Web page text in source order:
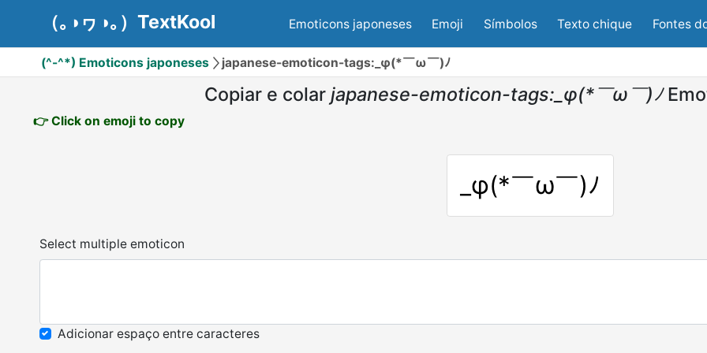
（｡◑ヮ◑｡）TextKool Emoticons japoneses Emoji Símbolos Texto chique Fontes
(^-^*) Emoticons japoneses japanese-emoticon-tags:_φ(*￣ω￣)ﾉ
Copiar e colar japanese-emoticon-tags:_φ(*￣ω￣)ﾉ
👉 Click on emoji to copy
_φ(*￣ω￣)ﾉ
Select multiple emoticon
Adicionar espaço entre caracteres